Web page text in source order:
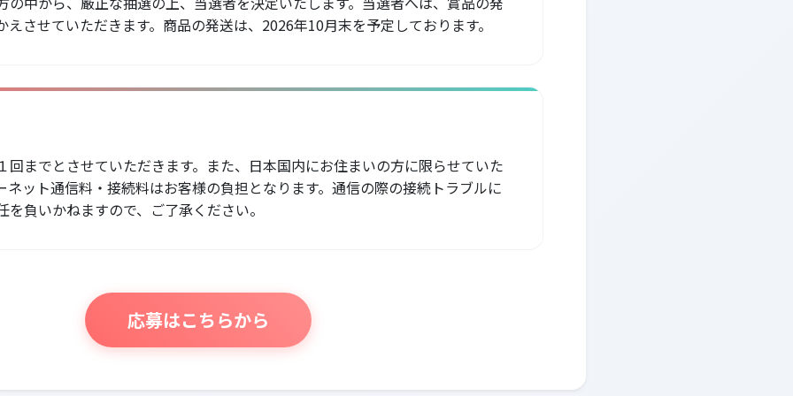
えさせていただきます。商品の発送は、2026年10月末を予定しております。
回までとさせていただきます。また、日本国内にお住まいの方に限らせていた
ネット通信料・接続料はお客様の負担となります。通信の際の接続トラブルに
を負いかねますので、ご了承ください。
応募はこちらから